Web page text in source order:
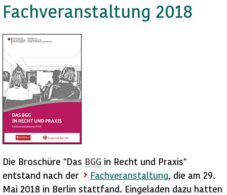
Fachveranstaltung 2018
Die Broschüre "Das BGG in Recht und Praxis"
entstand nach der
Fachveranstaltung, die am 29.
Mai 2018 in Berlin stattfand. Eingeladen dazu hatten